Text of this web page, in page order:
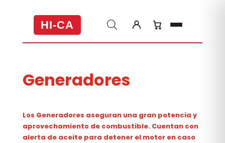
HI-CA
Generadores
Los Generadores aseguran una gran potencia y
aprovechamientode combustible. Cuentan con
alerta de aceite para detener el motor en caso